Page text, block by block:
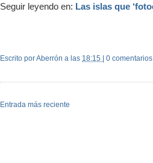
Seguir leyendo en: Las islas que
Escrito por Aberrón a las 18:15 | 0
Entrada más reciente